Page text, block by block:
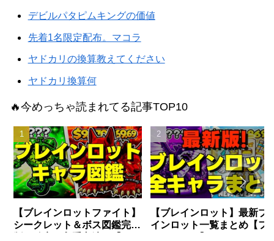
デビルパタピムキングの価値
先着1名限定配布。マコラ
ヤドカリの換算教えてください
ヤドカリ換算何
🔥今めっちゃ読まれてる記事TOP10
【ブレインロットファイト】
シークレット＆ボス図鑑完全
【ブレインロット】最新ブ
インロット一覧まとめ【フ